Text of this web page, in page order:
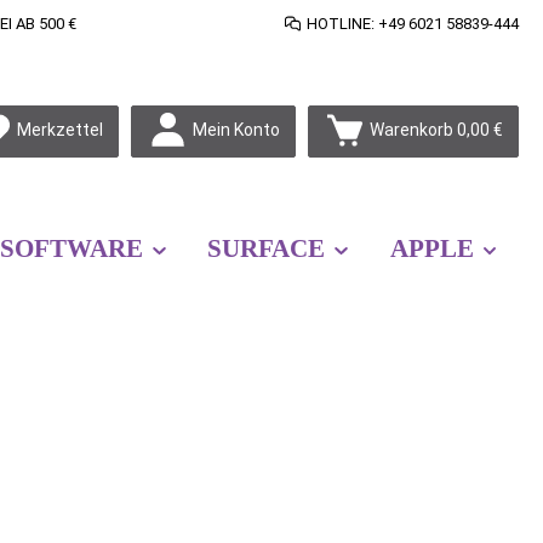
AB 500 € HOTLINE: +49 6021 58839-444
Merkzettel Mein Konto Warenkorb 0,00 €
SOFTWARE SURFACE APPLE